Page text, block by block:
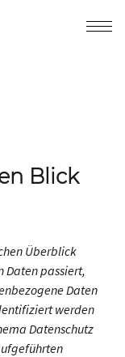
Blick
Überblick
Daten passiert,
Daten
werden
Datenschutz